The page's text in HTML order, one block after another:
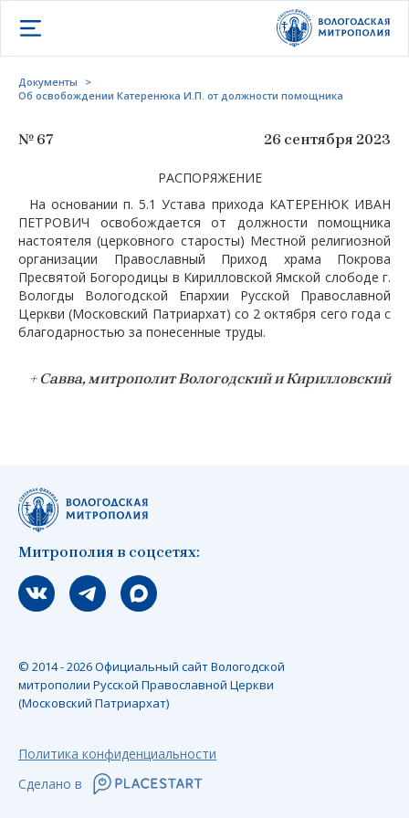
Открыть меню
Документы
>
Об освобождении Катеренюка И.П. от должности помощника
№ 67 26 сентября 2023
РАСПОРЯЖЕНИЕ
На основании п. 5.1 Устава прихода КАТЕРЕНЮК ИВАН
ПЕТРОВИЧ освобождается от должности помощника
настоятеля (церковного старосты) Местной религиозной
организации Православный Приход храма Покрова
Пресвятой Богородицы в Кирилловской Ямской слободе г.
Вологды Вологодской Епархии Русской Православной
Церкви (Московский Патриархат) со 2 октября сего года с
благодарностью за понесенные труды.
+ Савва, митрополит Вологодский и Кирилловский
Митрополия в соцсетях:
Мы вконтакте
Мы в telegram
Мы в Макс
© 2014 - 2026 Официальный сайт Вологодской
митрополии Русской Православной Церкви
(Московский Патриархат)
Политика конфиденциальности
Сделано в